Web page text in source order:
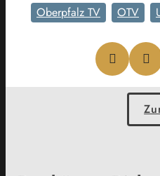
Oberpfalz TV
OTV